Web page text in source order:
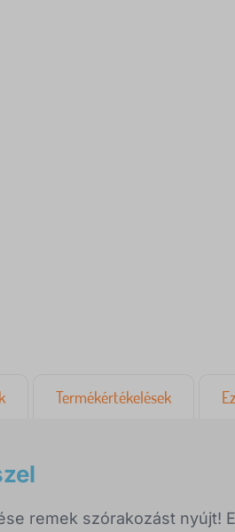
Termékértékelések
remek szórakozást nyújt!